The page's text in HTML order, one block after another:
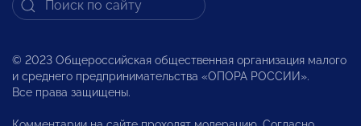
© 2023 Общероссийская общественная организация малого
и среднего предпринимательства «ОПОРА РОССИИ».
Все права защищены.